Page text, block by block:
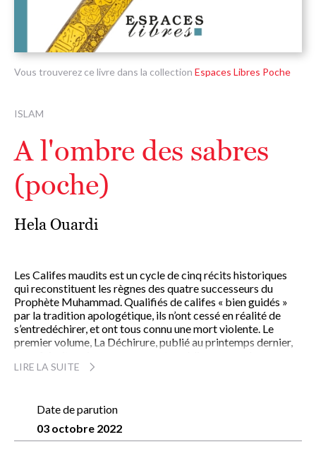
Vous trouverez ce livre dans la collection Espaces Libres Poche
ISLAM
A l'ombre des sabres
(poche)
Hela Ouardi
Les Califes maudits est un cycle de cinq récits historiques
qui reconstituent les règnes des quatre successeurs du
Prophète Muhammad. Qualifiés de califes « bien guidés »
par la tradition apologétique, ils n’ont cessé en réalité de
s’entredéchirer, et ont tous connu une mort violente. Le
premier volume, La Déchirure, publié au printemps dernier,
confrontation acharnée des prétendants au califat, et la
nous entraîne, après le coup d’Etat d’Abou Bakr, dans ce que
l’on a appelé les « guerres d’apostasie », la religion étant
alors instrumentalisée dans les luttes meurtrières pour le
LIRE LA SUITE
Date de parution
03 octobre 2022